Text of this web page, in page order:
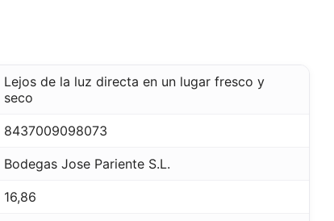
Lejos de la luz directa en un lugar fresco y
seco
8437009098073
Bodegas Jose Pariente S.L.
16,86